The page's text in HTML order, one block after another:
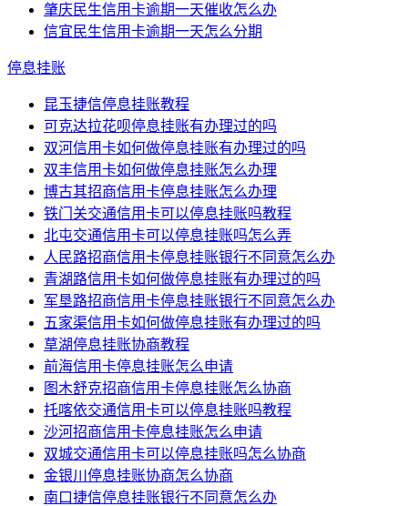
肇庆民生信用卡逾期一天催收怎么办
信宜民生信用卡逾期一天怎么分期
停息挂账
昆玉捷信停息挂账教程
可克达拉花呗停息挂账有办理过的吗
双河信用卡如何做停息挂账有办理过的吗
双丰信用卡如何做停息挂账怎么办理
博古其招商信用卡停息挂账怎么办理
铁门关交通信用卡可以停息挂账吗教程
北屯交通信用卡可以停息挂账吗怎么弄
人民路招商信用卡停息挂账银行不同意怎么办
青湖路信用卡如何做停息挂账有办理过的吗
军垦路招商信用卡停息挂账银行不同意怎么办
五家渠信用卡如何做停息挂账有办理过的吗
草湖停息挂账协商教程
前海信用卡停息挂账怎么申请
图木舒克招商信用卡停息挂账怎么协商
托喀依交通信用卡可以停息挂账吗教程
沙河招商信用卡停息挂账怎么申请
双城交通信用卡可以停息挂账吗怎么协商
金银川停息挂账协商怎么协商
南口捷信停息挂账银行不同意怎么办